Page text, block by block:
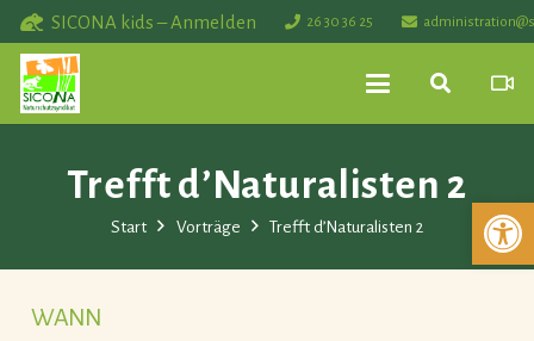
SICONA kids – Anmelden 26 30 36 25
Trefft d’Naturalisten 2
Start Vorträge Trefft d’Naturalisten 2
WANN